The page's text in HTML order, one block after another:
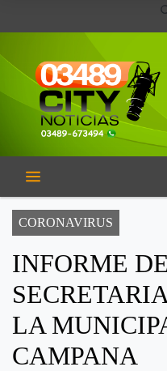
CORONAVIRUS
INFORME
LA
CAMPANA